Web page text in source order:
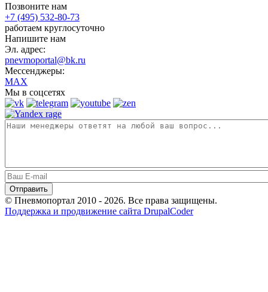
Позвоните нам
+7 (495) 532-80-73
работаем круглосуточно
Напишите нам
Эл. адрес:
pnevmoportal@bk.ru
Мессенджеры:
MAX
Мы в соцсетях
© Пневмопортал 2010 - 2026. Все права защищены.
Поддержка и продвижение сайта DrupalCoder